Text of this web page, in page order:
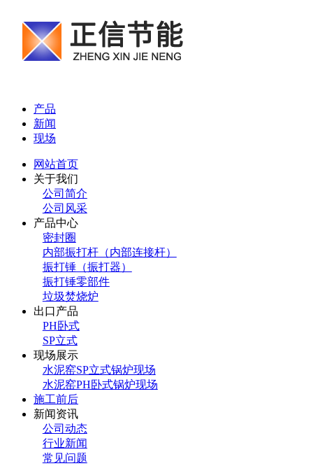
产品
新闻
现场
网站首页
关于我们
公司简介
公司风采
产品中心
密封圈
内部振打杆（内部连接杆）
振打锤（振打器）
振打锤零部件
垃圾焚烧炉
出口产品
PH卧式
SP立式
现场展示
水泥窑SP立式锅炉现场
水泥窑PH卧式锅炉现场
施工前后
新闻资讯
公司动态
行业新闻
常见问题